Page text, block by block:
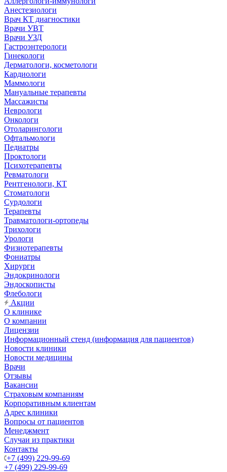
Анестезиологи
Врач КТ диагностики
Врачи УВТ
Врачи УЗД
Гастроэнтерологи
Гинекологи
Дерматологи, косметологи
Кардиологи
Маммологи
Мануальные терапевты
Массажисты
Неврологи
Онкологи
Отоларингологи
Офтальмологи
Педиатры
Проктологи
Психотерапевты
Ревматологи
Рентгенологи, КТ
Стоматологи
Сурдологи
Терапевты
Травматологи-ортопеды
Трихологи
Урологи
Физиотерапевты
Фониатры
Хирурги
Эндокринологи
Эндоскописты
Флебологи
Акции
О клинике
О компании
Лицензии
Информационный стенд (информация для пациентов)
Новости клиники
Новости медицины
Врачи
Отзывы
Вакансии
Страховым компаниям
Корпоративным клиентам
Адрес клиники
Вопросы от пациентов
Менеджмент
Случаи из практики
Контакты
+7 (499) 229-99-69
+7 (499) 229-99-69